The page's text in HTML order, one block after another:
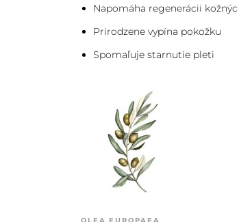
2
Aplikujte krúživými
masáže, aby ste
koncentráciou
výsledkov vám vďaka
Napomáha regenerácii
Prirodzene vypína pokožku
Spomaľuje starnutie pleti